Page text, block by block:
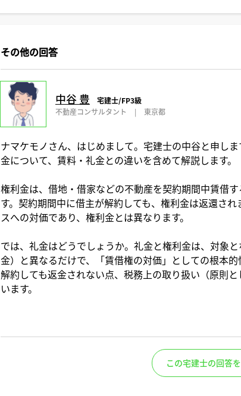
その他の回答
中谷 豊
宅建士/FP3級
不動産コンサルタント
| 東京都
ナマケモノさん、はじめまして。宅建士の中谷と申し
金について、賃料・礼金との違いを含めて解説します。
権利金は、借地・借家などの不動産を契約期間中賃借
す。契約期間中に借主が解約しても、権利金は返還さ
スへの対価であり、権利金とは異なります。
では、礼金はどうでしょうか。礼金と権利金は、対象
金）と異なるだけで、「賃借権の対価」としての根本
解約しても返金されない点、税務上の取り扱い（原則
います。
この宅建士の回答